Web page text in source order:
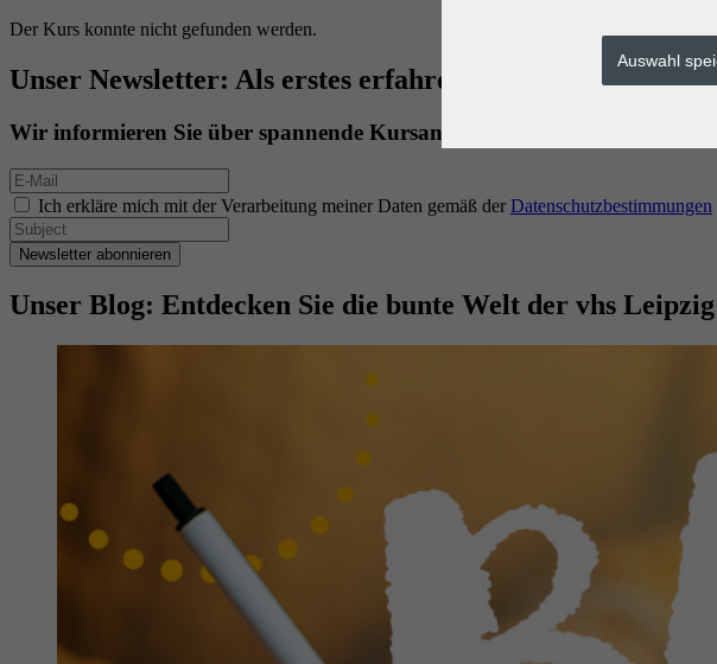
Der Kurs konnte nicht gefunden werden.
Unser Newsletter: Als erstes erfahren. Als erstes buchen.
Wir informieren Sie über spannende Kursangebote.
Ich erkläre mich mit der Verarbeitung meiner Daten gemäß der Datenschutzbestimmungen
Newsletter abonnieren
Unser Blog: Entdecken Sie die bunte Welt der vhs Leipzig
Auswahl